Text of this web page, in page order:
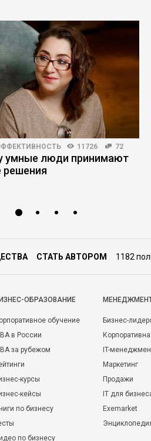
11726 72
умные люди принимают
решения
СТАТЬ АВТОРОМ 1182
ОБРАЗОВАНИЕ
обучение
в России
за рубежом
курсы
кейсы
по бизнесу
по бизнесу
Бизнес-
IT-
Маркетинг
Продажи
IT для
Exemarket